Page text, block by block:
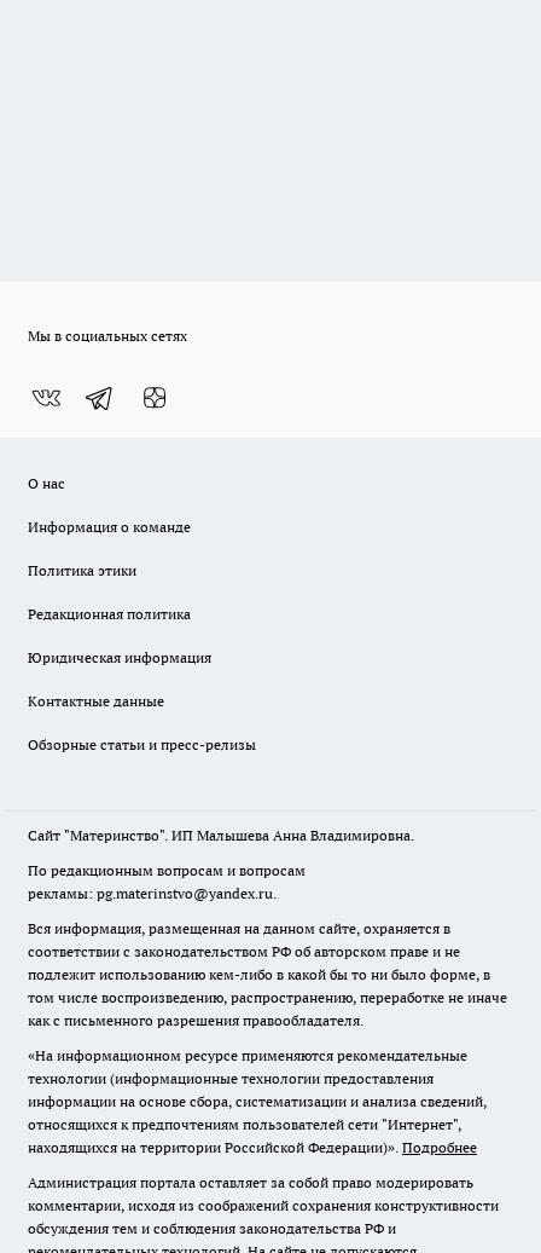
Мы в социальных сетях
О нас
Информация о команде
Политика этики
Редакционная политика
Юридическая информация
Контактные данные
Обзорные статьи и пресс-релизы
Сайт "Материнство". ИП Малышева Анна Владимировна.
По редакционным вопросам и вопросам
рекламы: pg.materinstvo@yandex.ru.
Вся информация, размещенная на данном сайте, охраняется в
соответствии с законодательством РФ об авторском праве и не
подлежит использованию кем-либо в какой бы то ни было форме, в
том числе воспроизведению, распространению, переработке не иначе
как с письменного разрешения правообладателя.
«На информационном ресурсе применяются рекомендательные
технологии (информационные технологии предоставления
информации на основе сбора, систематизации и анализа сведений,
относящихся к предпочтениям пользователей сети "Интернет",
находящихся на территории Российской Федерации)». Подробнее
Администрация портала оставляет за собой право модерировать
комментарии, исходя из соображений сохранения конструктивности
обсуждения тем и соблюдения законодательства РФ и